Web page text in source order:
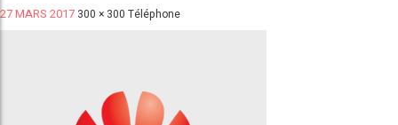
27 MARS 2017 300 × 300 Téléphone